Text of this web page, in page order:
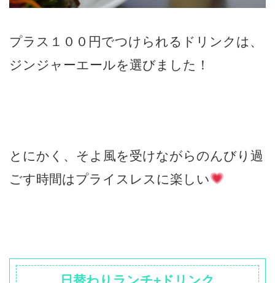
プラス１００円でつけられるドリンクは、
ジンジャーエールを選びました！
とにかく、そよ風を受けながらのんびり過
ごす時間はプライスレスに楽しい
日替わりランチ+ドリンク